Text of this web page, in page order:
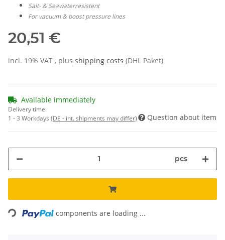
Salt- & Seawaterresistent
For vacuum & boost pressure lines
20,51 €
incl. 19% VAT , plus shipping costs (DHL Paket)
Available immediately
Delivery time:
1 - 3 Workdays (DE - int. shipments may differ) Question about item
pcs
Loading... components are loading ...